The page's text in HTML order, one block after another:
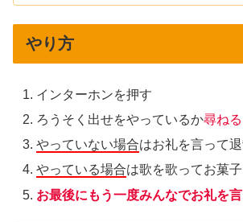
やり方
インターホンを押す
ろうそく出せをやっているか尋ねる
やっていない場合はお礼を言って
やっている場合は歌を歌ってお菓子
お最後にもう一度みんなでお礼を